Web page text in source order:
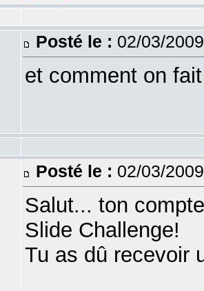
Posté le : 02/03/
et comment on
Posté le : 02/03/
Salut... ton
Slide Challenge!
Tu as dû recevoir